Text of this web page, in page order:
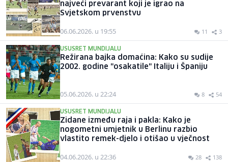
najveći prevarant koji je igrao na
Svjetskom prvenstvu
06.06.2026. u 19:55 11 3
USUSRET MUNDIJALU
Režirana bajka domaćina: Kako su sudije
2002. godine "osakatile" Italiju i Španiju
05.06.2026. u 22:24 8 54
USUSRET MUNDIJALU
Zidane između raja i pakla: Kako je
nogometni umjetnik u Berlinu razbio
vlastito remek-djelo i otišao u vječnost
04.06.2026. u 22:36 28 138